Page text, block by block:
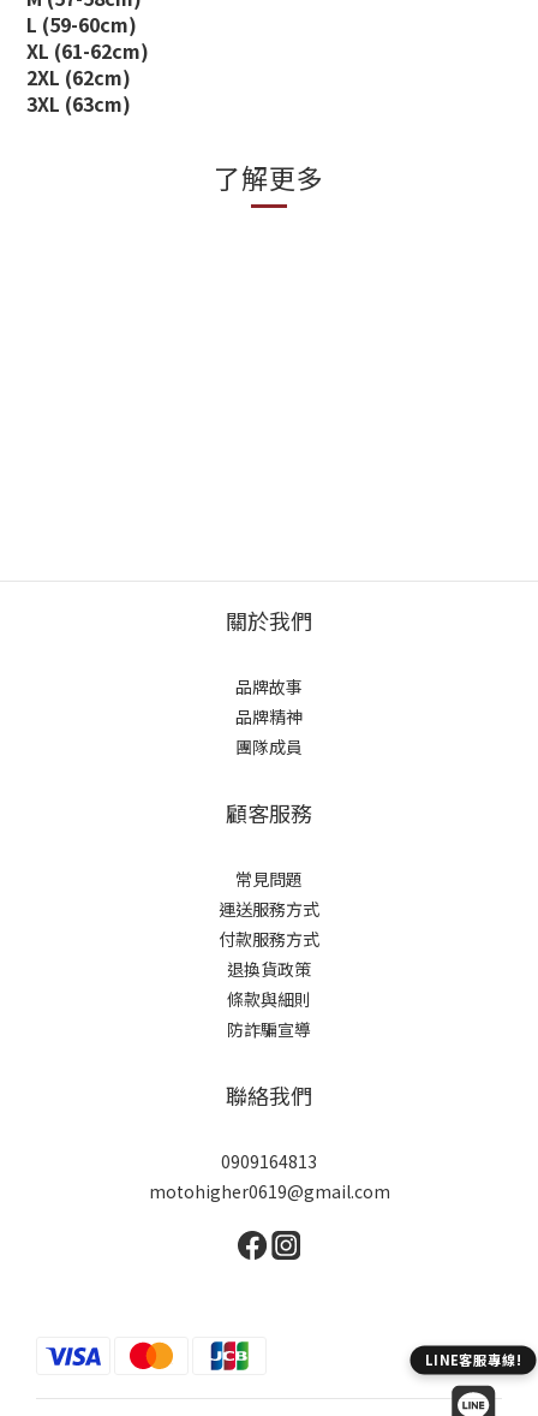
L (59-60cm)
XL (61-62cm)
2XL (62cm)
3XL (63cm)
了解更多
關於我們
品牌故事
品牌精神
團隊成員
顧客服務
常見問題
運送服務方式
付款服務方式
退換貨政策
條款與細則
防詐騙宣導
聯絡我們
0909164813
motohigher0619@gmail.com